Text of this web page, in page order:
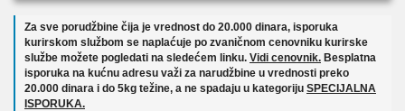
Za sve porudžbine čija je vrednost do 20.000 dinara, isporuka
kurirskom službom se naplaćuje po zvaničnom cenovniku kurirske
službe možete pogledati na sledećem linku. Vidi cenovnik. Besplatna
isporuka na kućnu adresu važi za narudžbine u vrednosti preko
20.000 dinara i do 5kg težine, a ne spadaju u kategoriju SPECIJALNA
ISPORUKA.